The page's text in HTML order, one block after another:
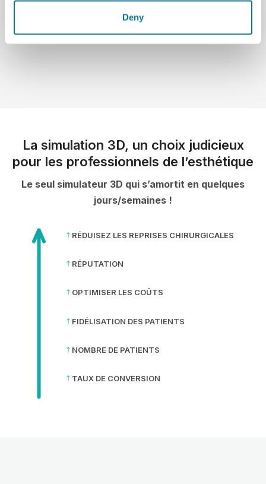
Deny
La simulation 3D, un choix judicieux
pour les professionnels de l’esthétique
Le seul simulateur 3D qui s’amortit en quelques
jours/semaines !
RÉDUISEZ LES REPRISES CHIRURGICALES
RÉPUTATION
OPTIMISER LES COÛTS
FIDÉLISATION DES PATIENTS
NOMBRE DE PATIENTS
TAUX DE CONVERSION